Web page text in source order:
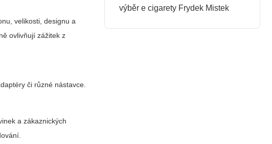
velikosti, designu a
ovlivňují zážitek z
či různé nástavce.
a zákaznických
výběr e cigarety Frydek Mistek